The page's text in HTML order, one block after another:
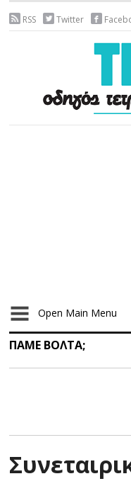
RSS Twitter
Open Main Menu
ΠΑΜΕ ΒΟΛΤΑ;